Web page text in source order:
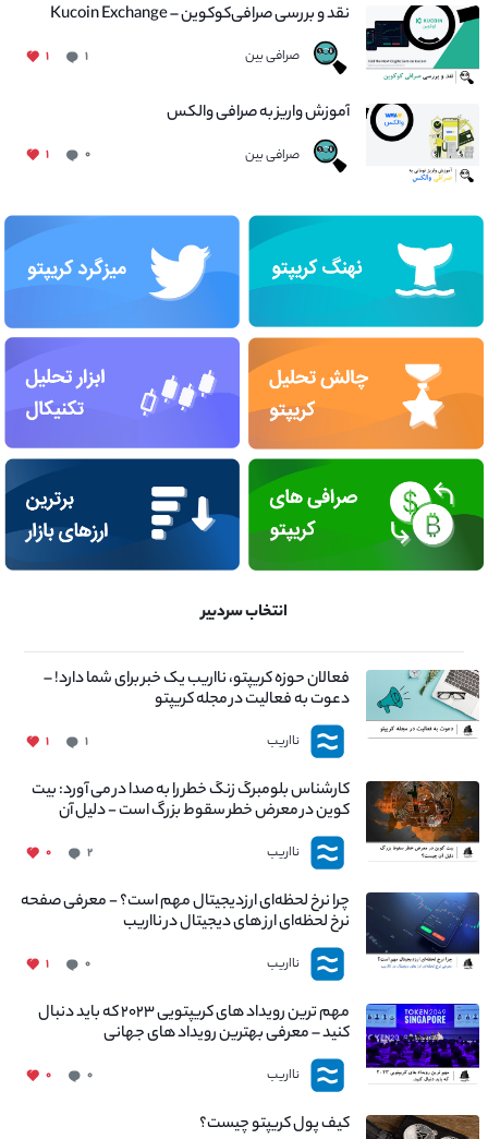
نقد و بررسی صرافی‌کوکوین – Kucoin Exchange
صرافی بین ۱ ۱
آموزش واریز به صرافی والکس
صرافی بین ۰ ۱
انتخاب سردبیر
فعالان حوزه کریپتو، نااریب یک خبر برای شما دارد! –
دعوت به فعالیت در مجله کریپتو
نااریب ۱ ۱
کارشناس بلومبرگ زنگ خطر را به صدا در می آورد: بیت
کوین در معرض خطر سقوط بزرگ است - دلیل آن
چیست؟
نااریب ۲ ۰
چرا نرخ لحظه‌ای ارزدیجیتال مهم است؟ - معرفی صفحه
نرخ لحظه‌ای ارز های دیجیتال در نااریب
نااریب ۰ ۱
مهم ترین رویداد های کریپتویی ۲۰۲۳ که باید دنبال
کنید – معرفی بهترین رویداد های جهانی
نااریب ۰ ۰
کیف پول کریپتو چیست؟